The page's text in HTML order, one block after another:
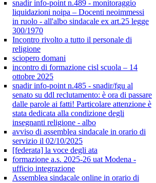
snadir info-point n.489 - monitoraggio
liquidazioni noipa – Docenti neoimmessi
in ruolo - all'albo sindacale ex art.25 legge
300/1970
Incontro rivolto a tutto il personale di
religione
sciopero domani
incontro di formazione cisl scuola – 14
ottobre 2025
snadir info-point n.485 - snadir/fgu al
senato su ddl reclutamento: è ora di passare
dalle parole ai fatti! Particolare attenzione è
stata dedicata alla condizione degli
insegnanti religione - albo
avviso di assemblea sindacale in orario di
servizio il 02/10/2025
[federata] la voce degli ata
formazione a.s. 2025-26 uat Modena -
ufficio integrazione
Assemblea sindacale online in orario di